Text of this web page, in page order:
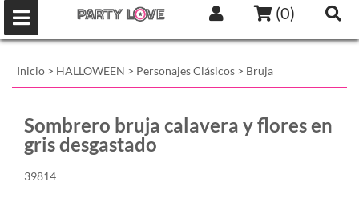
(0)
Inicio > HALLOWEEN > Personajes Clásicos > Bruja
Sombrero bruja calavera y flores en
gris desgastado
39814